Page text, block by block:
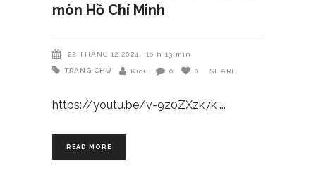
mòn Hồ Chí Minh
22 THÁNG 12 2024 16 h 13 min
TRANG CHỦ Kicu 0 0 SHARE
https://youtu.be/v-9z0ZXzk7k
READ MORE